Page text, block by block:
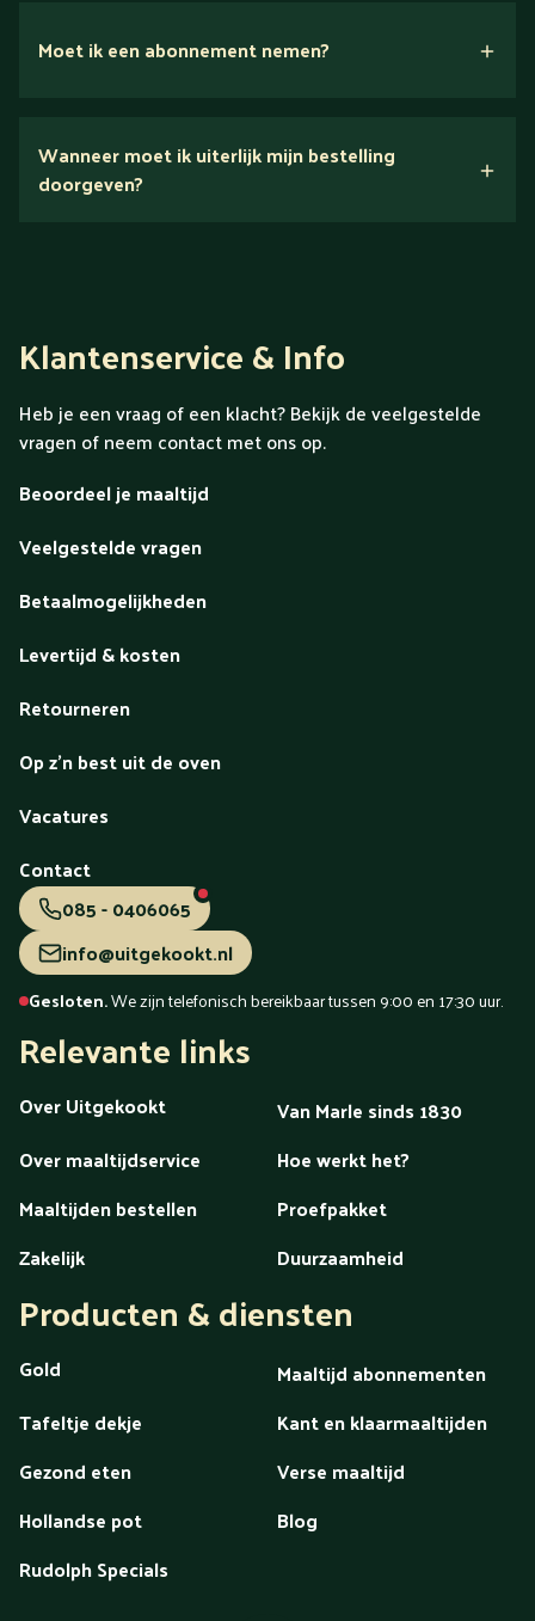
Ontdek alles over Gold
Moet ik een abonnement nemen?
Wanneer moet ik uiterlijk mijn bestelling
doorgeven?
Klantenservice & Info
Heb je een vraag of een klacht? Bekijk de veelgestelde
vragen of neem contact met ons op.
Beoordeel je maaltijd
Veelgestelde vragen
Betaalmogelijkheden
Levertijd & kosten
Retourneren
Op z'n best uit de oven
Vacatures
Contact
085 - 0406065
info@uitgekookt.nl
Gesloten.We zijn telefonisch bereikbaar tussen 9:00 en 17:30 uur.
Relevante links
Over Uitgekookt
Van Marle sinds 1830
Over maaltijdservice
Hoe werkt het?
Maaltijden bestellen
Proefpakket
Zakelijk
Duurzaamheid
Producten & diensten
Gold
Maaltijd abonnementen
Tafeltje dekje
Kant en klaarmaaltijden
Gezond eten
Verse maaltijd
Hollandse pot
Blog
Rudolph Specials